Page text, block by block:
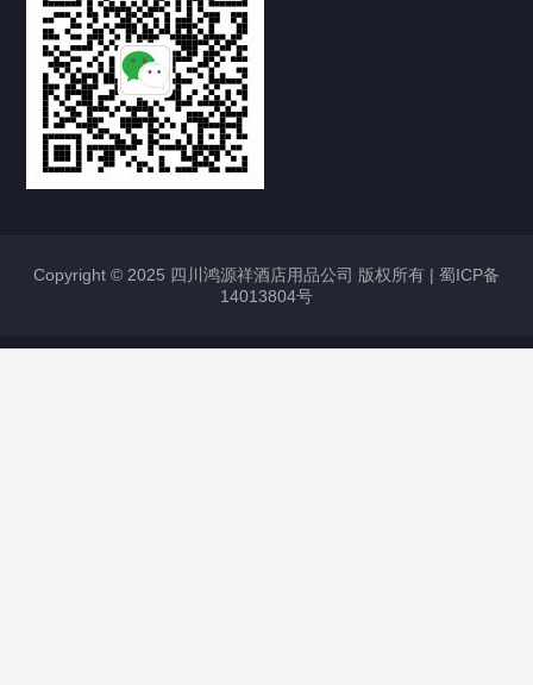
Copyright © 2025 四川鸿源祥酒店用品公司 版权所有 | 蜀ICP备
14013804号